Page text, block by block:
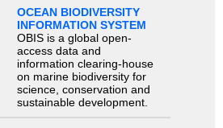
OCEAN BIODIVERSITY
INFORMATION SYSTEM
OBIS is a global open-
access data and
information clearing-house
on marine biodiversity for
science, conservation and
sustainable development.